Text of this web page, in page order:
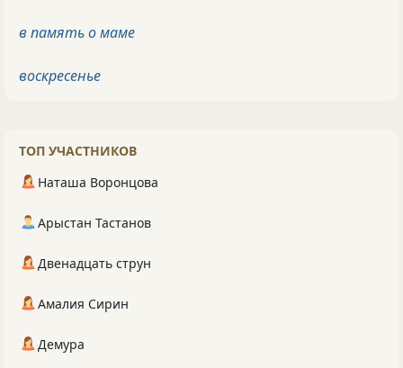
в память о маме
воскресенье
ТОП УЧАСТНИКОВ
Наташа Воронцова
Арыстан Тастанов
Двенадцать струн
Амалия Сирин
Демура